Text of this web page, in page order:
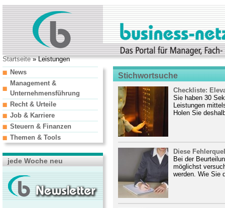
Startseite» Leistungen
Stichwortsuche
Checkliste:
Sie haben 30
Leistungen
Holen Sie
Diese
Bei der
möglichst
werden. Wie Sie
News
Management &
Unternehmensführung
Recht & Urteile
Job & Karriere
Steuern & Finanzen
Themen & Tools
jede Woche neu